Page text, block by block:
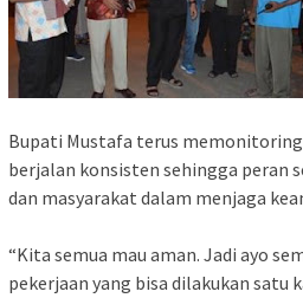
Bupati Mustafa terus
berjalan konsisten sehingga peran
dan masyarakat dalam menjaga
“Kita semua mau aman. Jadi ayo
pekerjaan yang bisa dilakukan satu